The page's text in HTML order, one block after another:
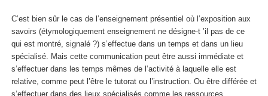
C’est bien sûr le cas de l’enseignement présentiel où l’exposition aux
savoirs (étymologiquement enseignement ne désigne-t ’il pas de ce
qui est montré, signalé ?) s’effectue dans un temps et dans un lieu
spécialisé. Mais cette communication peut être aussi immédiate et
s’effectuer dans les temps mêmes de l’activité à laquelle elle est
relative, comme peut l’être le tutorat ou l’instruction. Ou être différée et
s’effectuer dans des lieux spécialisés comme les ressources